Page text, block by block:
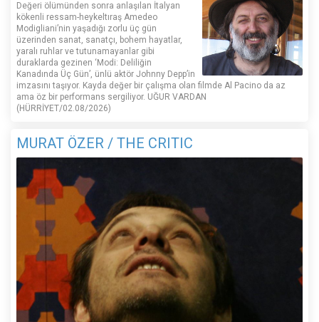
Değeri ölümünden sonra anlaşılan İtalyan
kökenli ressam-heykeltıraş Amedeo
Modigliani’nin yaşadığı zorlu üç gün
üzerinden sanat, sanatçı, bohem hayatlar,
yaralı ruhlar ve tutunamayanlar gibi
duraklarda gezinen ‘Modi: Deliliğin
Kanadında Üç Gün’, ünlü aktör Johnny Depp’in
imzasını taşıyor. Kayda değer bir çalışma olan filmde Al Pacino da az
ama öz bir performans sergiliyor. UĞUR VARDAN
(HÜRRİYET/02.08/2026)
MURAT ÖZER / THE CRITIC